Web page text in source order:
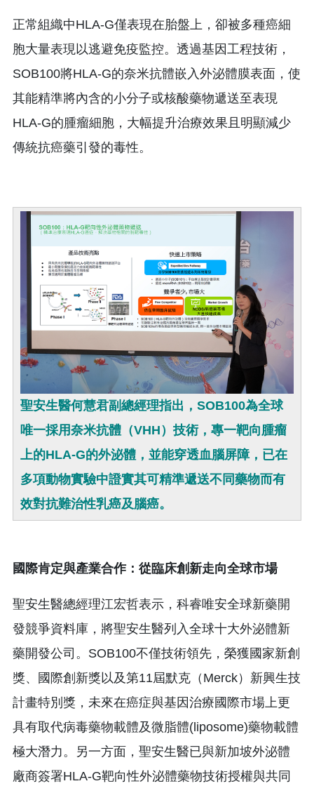
正常組織中HLA-G僅表現在胎盤上，卻被多種癌細
胞大量表現以逃避免疫監控。透過基因工程技術，
SOB100將HLA-G的奈米抗體嵌入外泌體膜表面，使
其能精準將內含的小分子或核酸藥物遞送至表現
HLA-G的腫瘤細胞，大幅提升治療效果且明顯減少
傳統抗癌藥引發的毒性。
聖安生醫何慧君副總經理指出，SOB100為全球
唯一採用奈米抗體（VHH）技術，專一靶向腫瘤
上的HLA-G的外泌體，並能穿透血腦屏障，已在
多項動物實驗中證實其可精準遞送不同藥物而有
效對抗難治性乳癌及腦癌。
國際肯定與產業合作：從臨床創新走向全球市場
聖安生醫總經理江宏哲表示，科睿唯安全球新藥開
發競爭資料庫，將聖安生醫列入全球十大外泌體新
藥開發公司。SOB100不僅技術領先，榮獲國家新創
獎、國際創新獎以及第11屆默克（Merck）新興生技
計畫特別獎，未來在癌症與基因治療國際市場上更
具有取代病毒藥物載體及微脂體(liposome)藥物載體
極大潛力。另一方面，聖安生醫已與新加坡外泌體
廠商簽署HLA-G靶向性外泌體藥物技術授權與共同